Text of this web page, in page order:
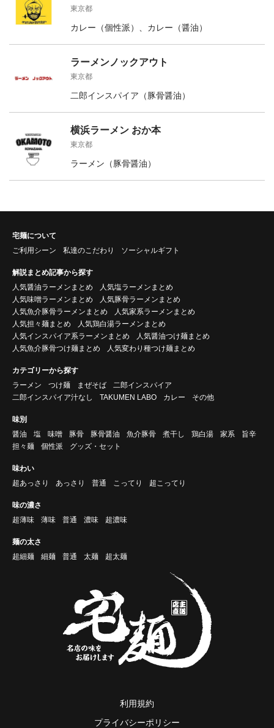
東京都
カレー（個性派）、カレー（醤油）
ラーメンノックアウト
東京都
二郎インスパイア（豚骨醤油）
横浜ラーメン おか本
東京都
ラーメン（豚骨醤油）
宅麺について
ご利用シーン
私達のこだわり ソーシャルギフト
解説まとめ記事から探す
人気醤油ラーメンまとめ
人気塩ラーメンまとめ
人気味噌ラーメンまとめ
人気豚骨ラーメンまとめ
人気魚介豚骨ラーメンまとめ
人気家系ラーメンまとめ
人気担々麺まとめ
人気鶏白湯ラーメンまとめ
人気インスパイア系ラーメンまとめ
人気醤油つけ麺まとめ
人気魚介豚骨つけ麺まとめ
人気変わり種つけ麺まとめ
カテゴリーから探す
ラーメン
つけ麺 まぜそば
二郎インスパイア
二郎インスパイア汁なし
TAKUMEN LABO カレー その他
味別
醤油
塩 味噌 豚骨 豚骨醤油 魚介豚骨 煮干し 鶏白湯 家系
旨辛
担々麺
個性派 グッズ・セット
味わい
超あっさり
あっさり 普通 こってり 超こってり
味の濃さ
超薄味
薄味 普通 濃味 超濃味
麺の太さ
超細麺
細麺 普通 太麺 超太麺
利用規約
プライバシーポリシー